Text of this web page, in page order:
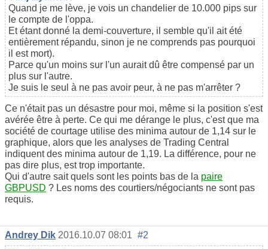
Quand je me lève, je vois un chandelier de 10.000 pips sur
le compte de l'oppa.
Et étant donné la demi-couverture, il semble qu'il ait été
entièrement répandu, sinon je ne comprends pas pourquoi
il est mort).
Parce qu'un moins sur l'un aurait dû être compensé par un
plus sur l'autre.
Je suis le seul à ne pas avoir peur, à ne pas m'arrêter ?
Ce n'était pas un désastre pour moi, même si la position s'est
avérée être à perte. Ce qui me dérange le plus, c'est que ma
société de courtage utilise des minima autour de 1,14 sur le
graphique, alors que les analyses de Trading Central
indiquent des minima autour de 1,19. La différence, pour ne
pas dire plus, est trop importante.
Qui d'autre sait quels sont les points bas de la paire
GBPUSD ? Les noms des courtiers/négociants ne sont pas
requis.
Andrey Dik 2016.10.07 08:01 #2